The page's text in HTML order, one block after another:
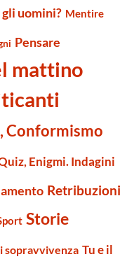
uomini? Mentire
Pensare
mattino
Conformismo
Enigmi. Indagini
Retribuzioni
Storie
sopravvivenza Tu e il